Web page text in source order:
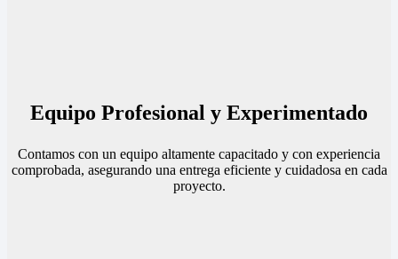
Equipo Profesional y Experimentado
Contamos con un equipo altamente capacitado y con experiencia
comprobada, asegurando una entrega eficiente y cuidadosa en cada
proyecto.